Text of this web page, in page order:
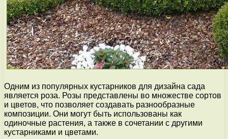
Одним из популярных кустарников для дизайна сада
является роза. Розы представлены во множестве сортов
и цветов, что позволяет создавать разнообразные
композиции. Они могут быть использованы как
одиночные растения, а также в сочетании с другими
кустарниками и цветами.